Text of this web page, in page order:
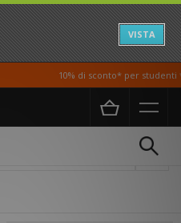
VISTA
10% di sconto* per studenti